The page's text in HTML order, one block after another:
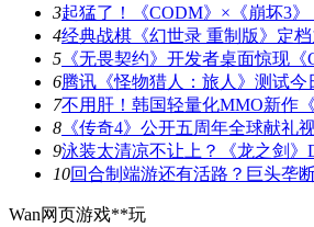
3起猛了！《CODM》×《崩坏3
4经典战棋《幻世录 重制版》定
5 《无畏契约》开发者桌面惊现
6腾讯《怪物猎人：旅人》测试
7不用肝！韩国轻量化MMO新作
8 《传奇4》公开五周年全球献礼
9泳装太清凉不让上？《龙之剑
10回合制端游还有活路？巨头垄
Wan网页游戏**玩